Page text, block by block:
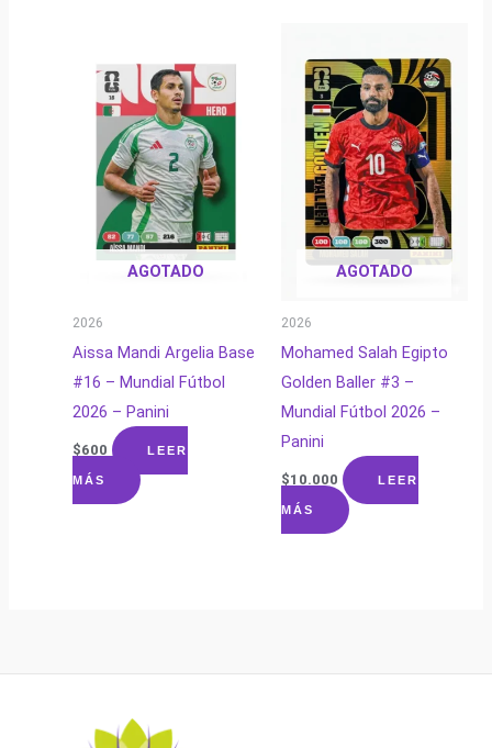
AGOTADO
2026
Aissa Mandi Argelia Base
#16 – Mundial Fútbol
2026 – Panini
$600 LEER
MÁS
AGOTADO
2026
Mohamed Salah Egipto
Golden Baller #3 –
Mundial Fútbol 2026 –
Panini
$10.000 LEER
MÁS